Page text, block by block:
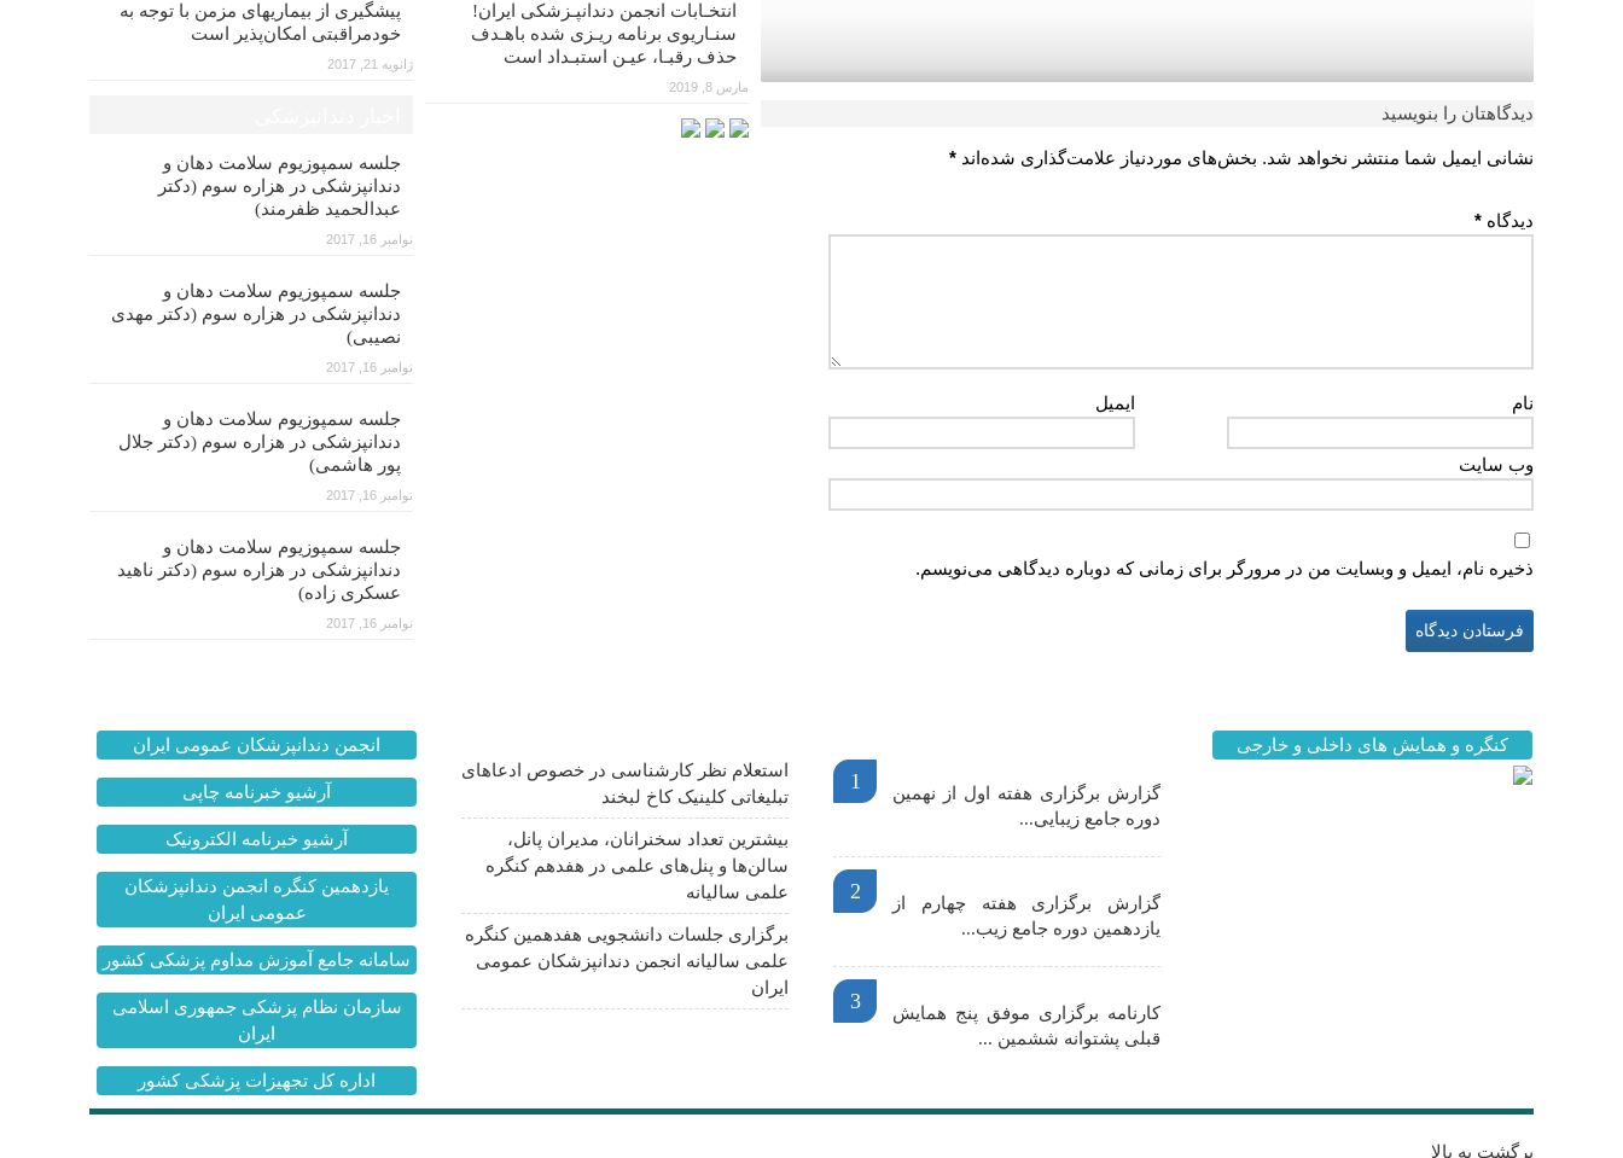
دیدگاهتان را بنویسید
نشانی ایمیل شما منتشر نخواهد شد. بخش‌های موردنیاز علامت‌گذاری شده‌اند *
دیدگاه *
نام ایمیل
وب‌ سایت
ذخیره نام، ایمیل و وبسایت من در مرورگر برای زمانی که دوباره دیدگاهی می‌نویسم.
انتخـابات انجمن دندانپـزشکی ایران!
سنـاریوی برنامه ریـزی شده باهـدف
حذف رقبـا، عیـن استبـداد است
مارس 8, 2019
پیشگیری از بیماریهای مزمن با توجه به
خودمراقبتی امکان‌پذیر است
ژانویه 21, 2017
جلسه سمپوزیوم سلامت دهان و
دندانپزشکی در هزاره سوم (دکتر
عبدالحمید ظفرمند)
نوامبر 16, 2017
جلسه سمپوزیوم سلامت دهان و
دندانپزشکی در هزاره سوم (دکتر مهدی
نصیبی)
نوامبر 16, 2017
جلسه سمپوزیوم سلامت دهان و
دندانپزشکی در هزاره سوم (دکتر جلال
پور هاشمی)
نوامبر 16, 2017
جلسه سمپوزیوم سلامت دهان و
دندانپزشکی در هزاره سوم (دکتر ناهید
عسکری زاده)
نوامبر 16, 2017
انجمن دندانپزشکان عمومی ایران
آرشیو خبرنامه چاپی
آرشیو خبرنامه الکترونیک
یازدهمین کنگره انجمن دندانپزشکان
عمومی ایران
سامانه جامع آموزش مداوم پزشکی کشور
سازمان نظام پزشکی جمهوری اسلامی
ایران
اداره کل تجهیزات پزشکی کشور
استعلام نظر کارشناسی در خصوص ادعاهای
تبلیغاتی کلینیک کاخ لبخند
بیشترین تعداد سخنرانان، مدیران پانل،
سالن‌ها و پنل‌های علمی در هفدهم کنگره
علمی سالیانه
برگزاری جلسات دانشجویی هفدهمین کنگره
علمی سالیانه انجمن دندانپزشکان عمومی
ایران
1
گزارش برگزاری هفته اول از نهمین
دوره جامع زیبایی...
2
گزارش برگزاری هفته چهارم از
یازدهمین دوره جامع زیب...
3
کارنامه برگزاری موفق پنج همایش
قبلی پشتوانه ششمین ...
کنگره و همایش های داخلی و خارجی
برگشت به بالا